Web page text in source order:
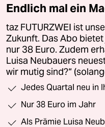
Endlich mal ein
taz FUTURZWEI ist
Zukunft. Das Abo
nur 38 Euro. Zudem
Luisa Neubauers
wir mutig sind?“
Jedes Quartal neu in
Nur 38 Euro im Jahr
Als Prämie Luisa